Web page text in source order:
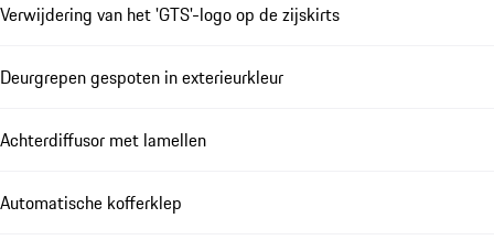
Verwijdering van het 'GTS'-logo op de zijskirts
Deurgrepen gespoten in exterieurkleur
Achterdiffusor met lamellen
Automatische kofferklep